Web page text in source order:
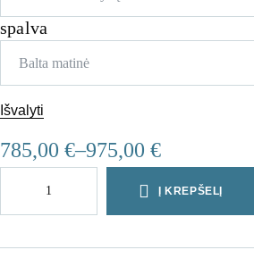
spalva
Išvalyti
785,00 €–975,00 €
Į KREPŠELĮ
l
t
t